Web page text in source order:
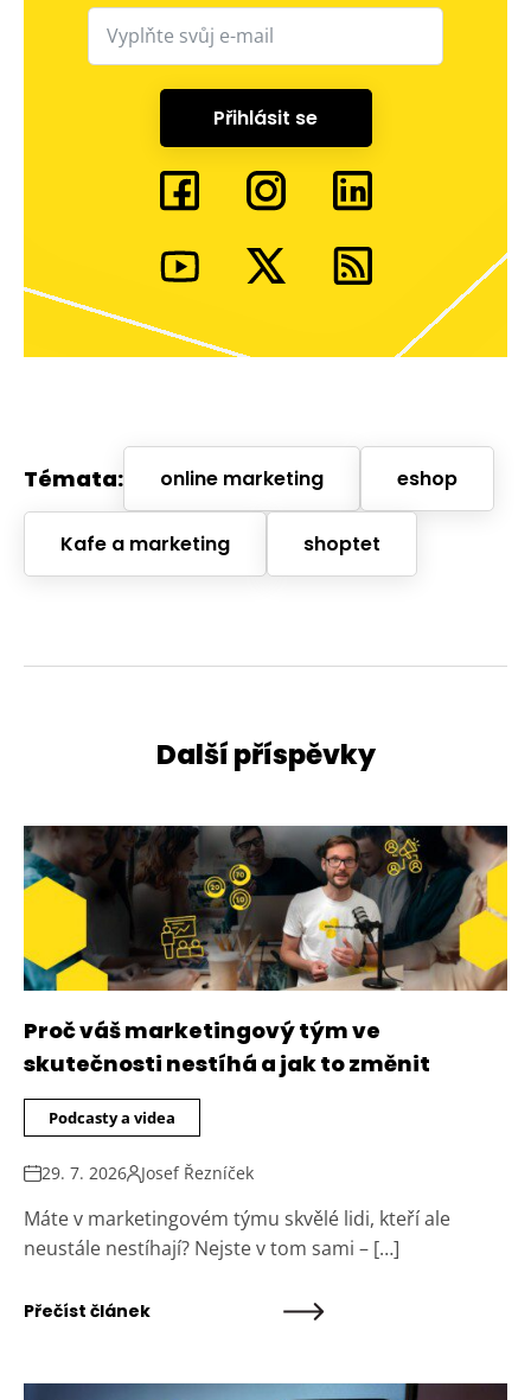
Přihlásit se
Témata: online marketing eshop
Kafe a marketing shoptet
Další příspěvky
Proč váš marketingový tým ve
skutečnosti nestíhá a jak to změnit
Podcasty a videa
29. 7. 2026 Josef Řezníček
Máte v marketingovém týmu skvělé lidi, kteří ale
neustále nestíhají? Nejste v tom sami – […]
Přečíst článek